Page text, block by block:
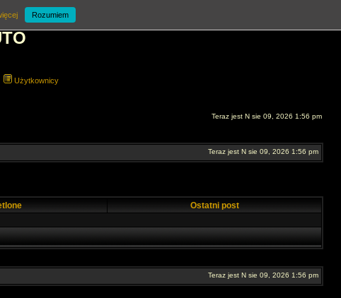
Użytkownicy
Teraz jest N sie 09, 2026 1:56 pm
Teraz jest N sie 09, 2026 1:56 pm
Ostatni post
Teraz jest N sie 09, 2026 1:56 pm
Rozumiem